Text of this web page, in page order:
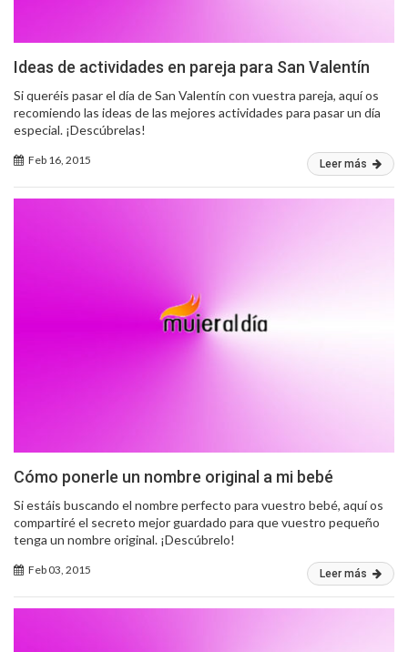
Ideas de actividades en pareja para San Valentín
Si queréis pasar el día de San Valentín con vuestra pareja, aquí os
recomiendo las ideas de las mejores actividades para pasar un día
especial. ¡Descúbrelas!
Feb 16, 2015 Leer más
Cómo ponerle un nombre original a mi bebé
Si estáis buscando el nombre perfecto para vuestro bebé, aquí os
compartiré el secreto mejor guardado para que vuestro pequeño
tenga un nombre original. ¡Descúbrelo!
Feb 03, 2015 Leer más